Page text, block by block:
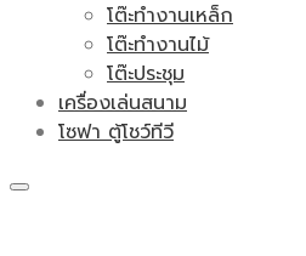
โต๊ะทำงานเหล็ก
โต๊ะทำงานไม้
โต๊ะประชุม
เครื่องเล่นสนาม
โซฟา ตู้โชว์ทีวี